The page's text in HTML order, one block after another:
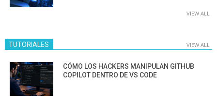
VIEW ALL
TUTORIALES VIEW ALL
CÓMO LOS HACKERS MANIPULAN GITHUB
COPILOT DENTRO DE VS CODE